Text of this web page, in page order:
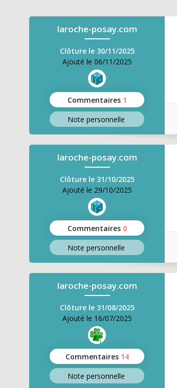
laroche-posay.com
Clôture le 30/11/2025
Ajouté le 06/11/2025
Commentaires 1
Note personnelle
laroche-posay.com
Clôture le 31/10/2025
Ajouté le 29/10/2025
Commentaires 0
Note personnelle
laroche-posay.com
Clôture le 31/08/2025
Ajouté le 16/07/2025
Commentaires 14
Note personnelle